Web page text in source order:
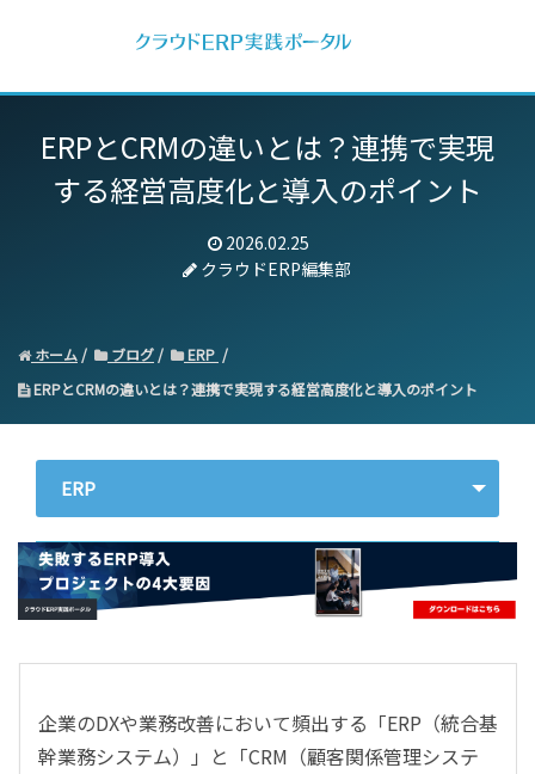
ERPとCRMの違いとは？ 連携で実現
する経営高度化と導入のポイント
2026.02.25
クラウドERP編集部
ホーム ブログ
ERP
ERPとCRMの違いとは？連携で実現する経営高度化と導入のポイント
ERP
ERP
会計
CRM／営業支援／Eコマース
DX（2025年の崖）／クラウドコンピューティング
企業のDXや業務改善において頻出する「ERP（統合基
幹業務システム）」と「CRM（顧客関係管理システ